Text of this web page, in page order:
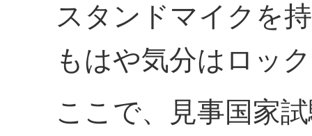
スタンドマイクを
もはや気分はロッ
ここで、見事国家